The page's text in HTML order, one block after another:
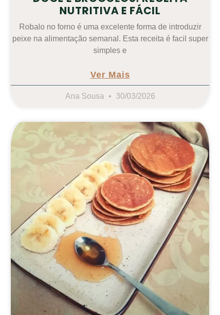
NUTRITIVA E FÁCIL
Robalo no forno é uma excelente forma de introduzir
peixe na alimentação semanal. Esta receita é facil super
simples e
Ver Mais
Ana Sousa 30/03/2026